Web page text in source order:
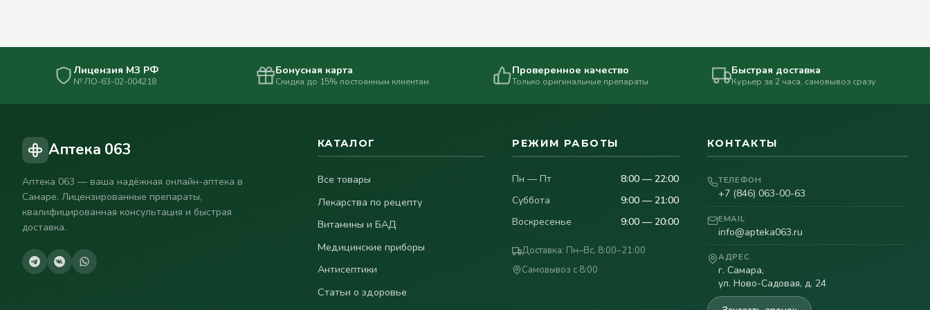
Лицензия МЗ РФ
№ ЛО-63-02-004218
Бонусная карта
Скидка до 15% постоянным клиентам
Проверенное качество
Только оригинальные препараты
Быстрая доставка
Курьер за 2 часа, самовывоз сразу
Аптека 063
Аптека 063 — ваша надёжная онлайн-аптека в
Самаре. Лицензированные препараты,
квалифицированная консультация и быстрая
доставка.
КАТАЛОГ
Все товары
Лекарства по рецепту
Витамины и БАД
Медицинские приборы
Антисептики
Статьи о здоровье
РЕЖИМ РАБОТЫ
Пн — Пт
8:00 — 22:00
Суббота
9:00 — 21:00
Воскресенье
9:00 — 20:00
Доставка: Пн–Вс, 8:00–21:00
Самовывоз с 8:00
КОНТАКТЫ
ТЕЛЕФОН
+7 (846) 063-00-63
EMAIL
info@apteka063.ru
АДРЕС
г. Самара,
ул. Ново-Садовая, д. 24